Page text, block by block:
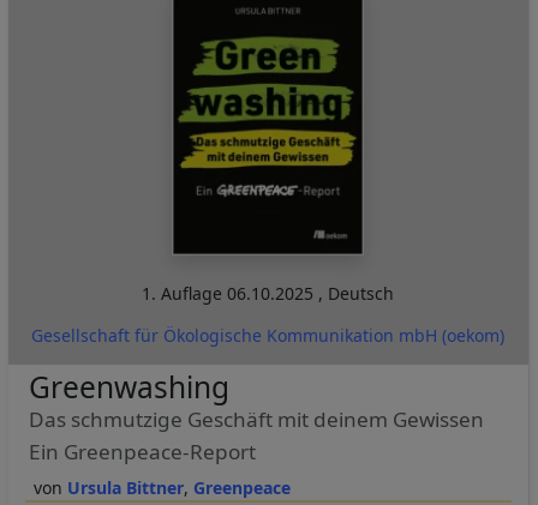
1. Auflage06.10.2025 , Deutsch
Gesellschaft für Ökologische Kommunikation mbH (oekom)
Ursula Bittner Greenpeace
Greenwashing
Das schmutzige Geschäft mit deinem Gewissen
Ein Greenpeace-Report